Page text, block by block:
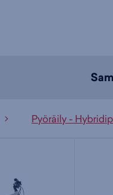
Pyöräily -